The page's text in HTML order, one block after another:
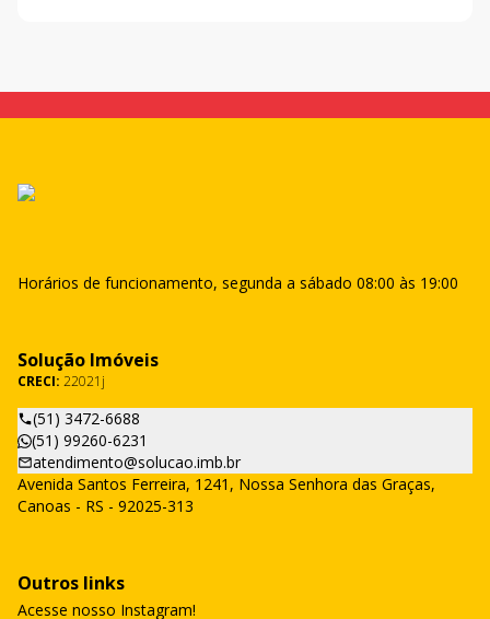
Horários de funcionamento, segunda a sábado 08:00 às 19:00
Solução Imóveis
CRECI: 22021j
(51) 3472-6688
(51) 99260-6231
atendimento@solucao.imb.br
Avenida Santos Ferreira, 1241, Nossa Senhora das Graças,
Canoas - RS - 92025-313
Outros links
Acesse nosso Instagram!